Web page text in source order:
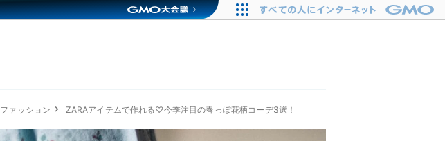
ファッション ZARAアイテムで作れる♡今季注目の春っぽ花柄コーデ3選！